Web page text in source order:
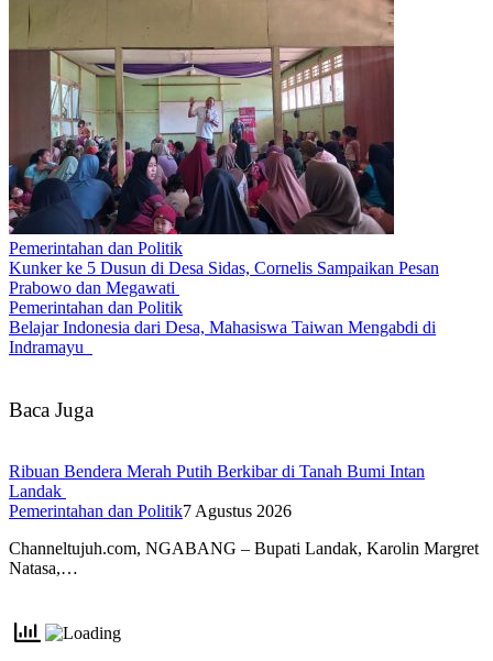
Pemerintahan dan Politik
Kunker ke 5 Dusun di Desa Sidas, Cornelis Sampaikan Pesan
Prabowo dan Megawati
Pemerintahan dan Politik
Belajar Indonesia dari Desa, Mahasiswa Taiwan Mengabdi di
Indramayu
Baca Juga
Ribuan Bendera Merah Putih Berkibar di Tanah Bumi Intan
Landak
Pemerintahan dan Politik7 Agustus 2026
Channeltujuh.com, NGABANG – Bupati Landak, Karolin Margret
Natasa,…